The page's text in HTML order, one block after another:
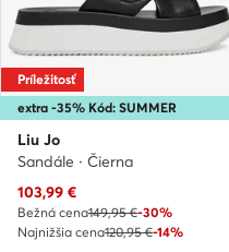
extra -35% Kód: SUMMER
Príležitosť
Liu Jo
Sandále · Čierna
Aktuálna cena
103,99 €
Bežná cena149,95 €-30%
Najnižšia cena120,95 €-14%